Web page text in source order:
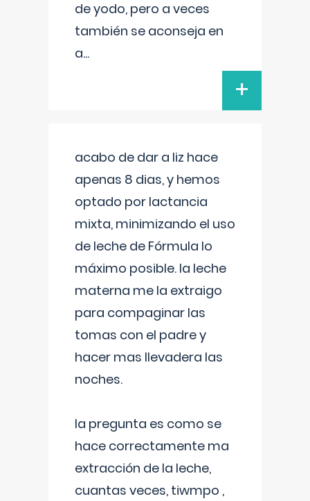
de yodo, pero a veces
también se aconseja en
a...
+
acabo de dar a liz hace
apenas 8 dias, y hemos
optado por lactancia
mixta, minimizando el uso
de leche de Fórmula lo
máximo posible. la leche
materna me la extraigo
para compaginar las
tomas con el padre y
hacer mas llevadera las
noches.
la pregunta es como se
hace correctamente ma
extracción de la leche,
cuantas veces, tiwmpo ,